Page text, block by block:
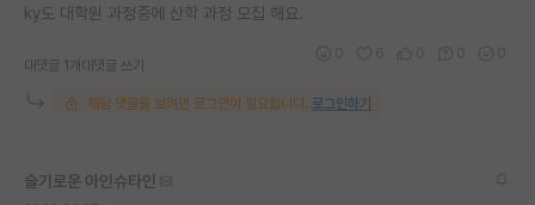
ky도 대학원 과정중에 산학 과정 모집 해요.
대댓글 1개 대댓글 쓰기
해당 댓글을 보려면 로그인이 필요합니다. 로그인하기
슬기로운 아인슈타인